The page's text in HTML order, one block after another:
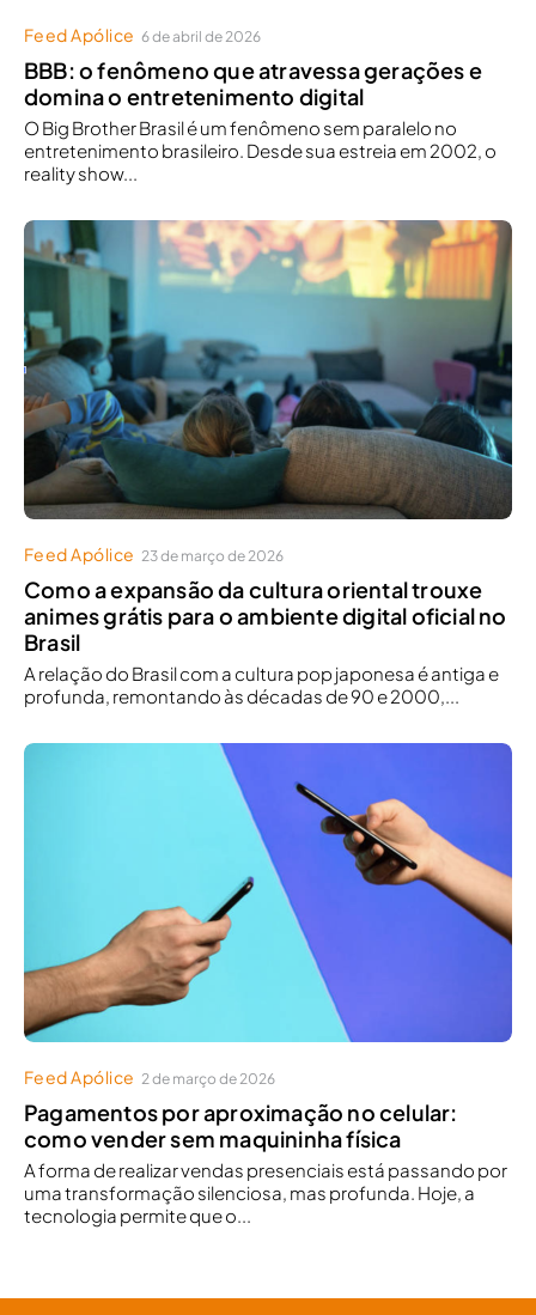
Feed Apólice 6 de abril de 2026
BBB: o fenômeno que atravessa gerações e
domina o entretenimento digital
O Big Brother Brasil é um fenômeno sem paralelo no
entretenimento brasileiro. Desde sua estreia em 2002, o
reality show...
Feed Apólice 23 de março de 2026
Como a expansão da cultura oriental trouxe
animes grátis para o ambiente digital oficial no
Brasil
A relação do Brasil com a cultura pop japonesa é antiga e
profunda, remontando às décadas de 90 e 2000,...
Feed Apólice 2 de março de 2026
Pagamentos por aproximação no celular:
como vender sem maquininha física
A forma de realizar vendas presenciais está passando por
uma transformação silenciosa, mas profunda. Hoje, a
tecnologia permite que o...